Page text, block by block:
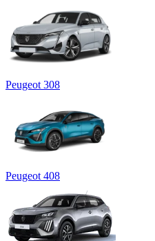
Peugeot 308
Peugeot 408